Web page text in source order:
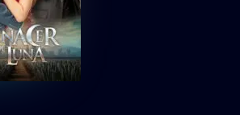
cerca de ti, nace el amor Capítulo 41
cerca de ti, nace el amor Capítulo 42